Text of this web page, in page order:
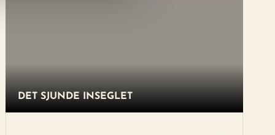
DET SJUNDE INSEGLET